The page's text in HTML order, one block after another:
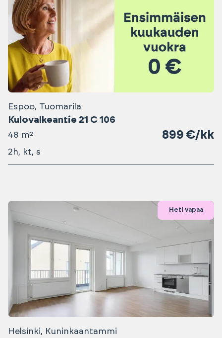
Espoo, Tuomarila
Kulovalkeantie 21 C 106
48 m² 899 €/kk
2h, kt, s
Heti vapaa
Helsinki, Kuninkaantammi